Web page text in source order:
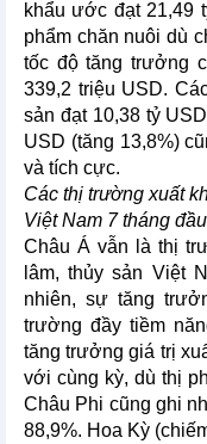
khẩu ước đạt 21,49
phẩm chăn nuôi dù
tốc độ tăng trưởng
339,2 triệu USD.
sản đạt 10,38 tỷ
USD (tăng 13,8%)
và tích cực.
Các thị trường xuất
Việt Nam 7 tháng
Châu Á vẫn là thị
lâm, thủy sản Việt
nhiên, sự tăng
trường đầy tiềm
tăng trưởng giá trị
với cùng kỳ, dù thị
Châu Phi cũng ghi
88,9%. Hoa Kỳ